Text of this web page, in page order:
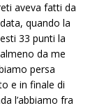
aveva fatti da
quando la
33 punti la
da me
persa
e in finale di
l’abbiamo fra